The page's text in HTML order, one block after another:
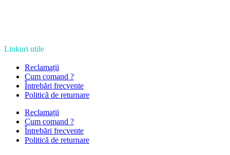
Linkuri utile
Reclamații
Cum comand ?
Întrebări frecvente
Politică de returnare
Reclamații
Cum comand ?
Întrebări frecvente
Politică de returnare